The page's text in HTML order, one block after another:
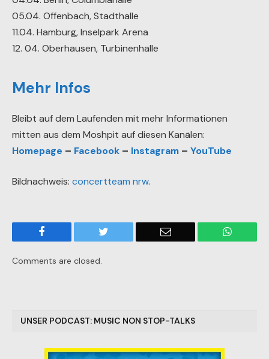
05.04. Offenbach, Stadthalle
11.04. Hamburg, Inselpark Arena
12. 04. Oberhausen, Turbinenhalle
Mehr Infos
Bleibt auf dem Laufenden mit mehr Informationen
mitten aus dem Moshpit auf diesen Kanälen:
Homepage – Facebook – Instagram – YouTube
Bildnachweis: concertteam nrw.
Email
Comments are closed.
UNSER PODCAST: MUSIC NON STOP-TALKS